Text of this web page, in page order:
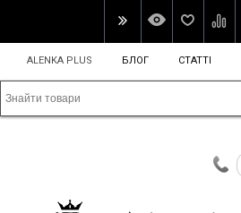
ALENKA PLUS БЛОГ СТАТТІ